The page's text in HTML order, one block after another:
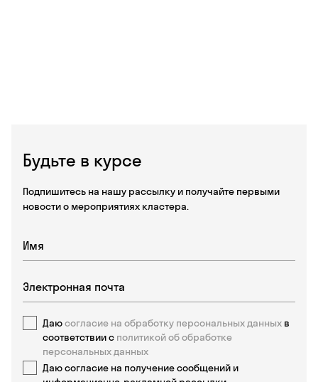
Будьте в курсе
Подпишитесь на нашу рассылку и получайте первыми
новости о мероприятиях кластера.
Даюсогласие на обработку персональных данных в
соответствии с политикой об обработке
персональных данных
Даю согласие на получение сообщений и